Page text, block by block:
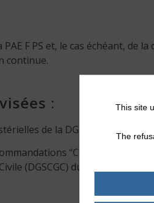
F PS et, le cas échéant, de la
continue.
:
de la DGSCGC
“Covid-19” de la
(DGSCGC) du 05 juin 2020
This site
The